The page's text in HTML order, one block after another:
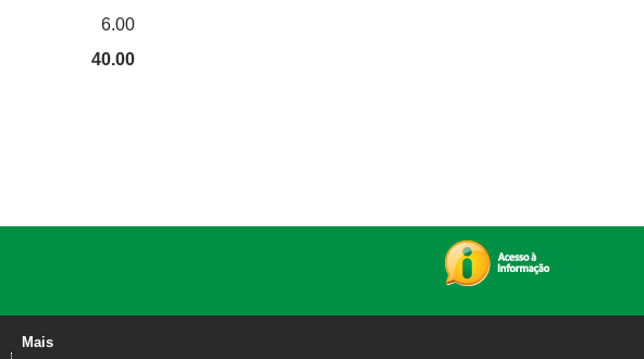
6.00
40.00
Mais